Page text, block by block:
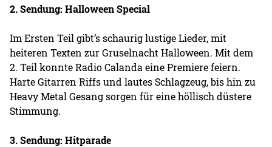
2. Sendung: Halloween Special
Im Ersten Teil gibt’s schaurig lustige Lieder, mit
heiteren Texten zur Gruselnacht Halloween. Mit dem
2. Teil konnte Radio Calanda eine Premiere feiern.
Harte Gitarren Riffs und lautes Schlagzeug, bis hin zu
Heavy Metal Gesang sorgen für eine höllisch düstere
Stimmung.
3. Sendung: Hitparade